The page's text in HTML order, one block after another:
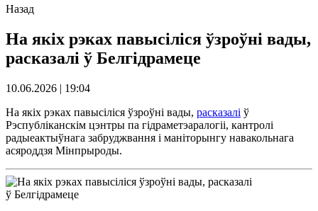
Назад
На якіх рэках павысіліся ўзроўні вады,
расказалі ў Белгідрамеце
10.06.2026 | 19:04
На якіх рэках павысіліся ўзроўні вады, расказалі ў
Рэспубліканскім цэнтры па гідраметэаралогіі, кантролі
радыеактыўнага забруджвання і маніторынгу навакольнага
асяроддзя Мінпрыроды.